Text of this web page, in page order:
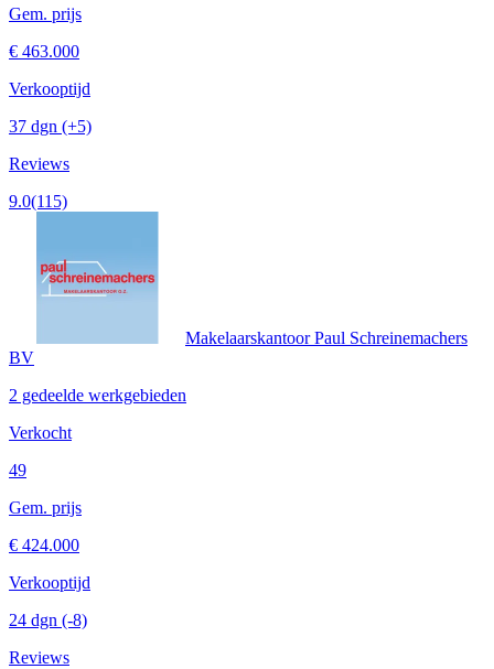
Gem. prijs
€ 463.000
Verkooptijd
37 dgn (+5)
Reviews
9.0(115)
Makelaarskantoor Paul Schreinemachers
BV
2 gedeelde werkgebieden
Verkocht
49
Gem. prijs
€ 424.000
Verkooptijd
24 dgn (-8)
Reviews